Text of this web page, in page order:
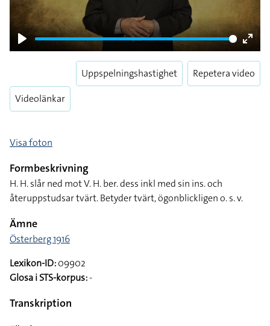
Play
Enter
Videolänkar
Uppspelningshastighet Repetera video
Visa foton
Formbeskrivning
H. H. slår ned mot V. H. ber. dess inkl med sin ins. och
återuppstudsar tvärt. Betyder tvärt, ögonblickligen o. s. v.
Ämne
Österberg 1916
Lexikon-ID:09902
Glosa i STS-korpus:-
Transkription